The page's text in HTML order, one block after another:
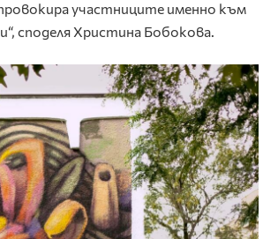
участниците именно към
споделя Христина Бобокова.